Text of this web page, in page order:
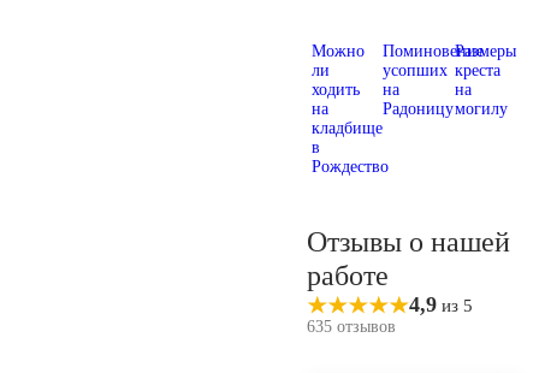
Можно
ли
ходить
на
кладбище
в
Рождество
Поминовение
усопших
на
Радоницу
Размеры
креста
на
могилу
Отзывы о нашей
работе
4,9 из 5
635 отзывов